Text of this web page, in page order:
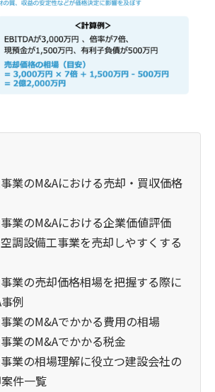
業のM&Aにおける売却・買収価格
業のM&Aにおける企業価値評価
調設備工事業を売却しやすくする
業の売却価格相場を把握する際に
例
業のM&Aでかかる費用の相場
業のM&Aでかかる税金
業の相場理解に役立つ建設会社の
件一覧